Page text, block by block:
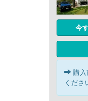
今
購
くださ